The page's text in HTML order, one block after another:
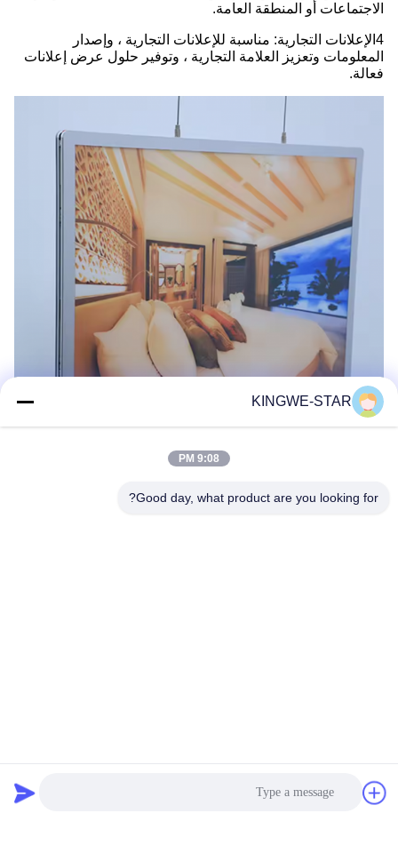
الاجتماعات أو المنطقة العامة.
4الإعلانات التجارية: مناسبة للإعلانات التجارية ، وإصدار
المعلومات وتعزيز العلامة التجارية ، وتوفير حلول عرض إعلانات
فعالة.
KINGWE-STAR
9:08 PM
Good day, what product are you looking for?